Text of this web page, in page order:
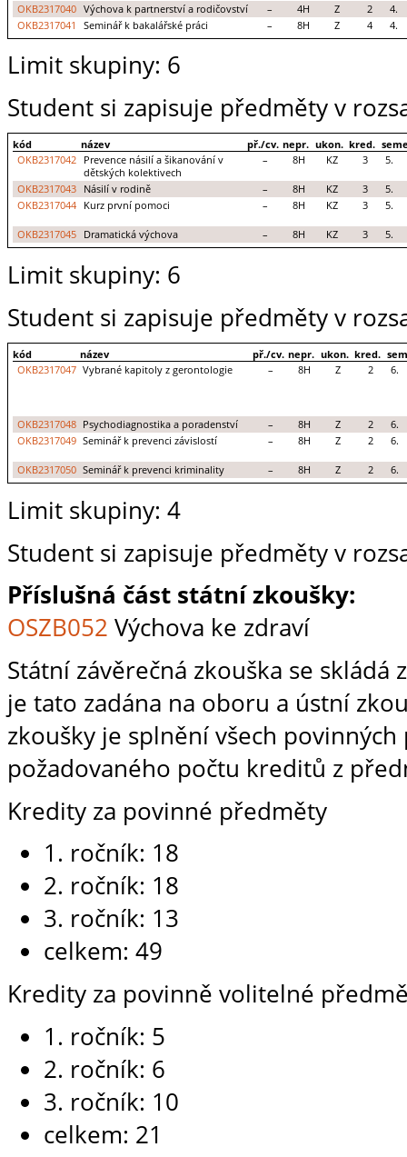
OKB2317040 Výchova k partnerství a rodičovství – 4H Z 2
4.
OKB2317041
Seminář k bakalářské práci – 8H Z 4 4.
Limit skupiny: 6
Student si zapisuje předměty v
kód název př./cv. nepr. ukon. kred.
OKB2317042
Prevence násilí a šikanování v
dětských kolektivech
– 8H KZ 3 5.
OKB2317043 Násilí v rodině – 8H KZ 3
5.
OKB2317044
Kurz první pomoci – 8H KZ 3 5.
OKB2317045 Dramatická výchova – 8H KZ 3 5.
Limit skupiny: 6
Student si zapisuje předměty v
kód název př./cv. nepr. ukon. kred.
OKB2317047 Vybrané kapitoly z gerontologie – 8H Z 2 6.
OKB2317048 Psychodiagnostika a poradenství – 8H Z 2
6.
OKB2317049 Seminář k prevenci závislostí – 8H Z 2 6.
OKB2317050 Seminář k prevenci kriminality – 8H Z 2 6.
Limit skupiny: 4
Student si zapisuje předměty v
Příslušná část státní zkoušky:
OSZB052 Výchova ke zdraví
Státní závěrečná zkouška se
je tato zadána na oboru a ústní
zkoušky je splnění všech
požadovaného počtu kreditů z
Kredity za povinné předměty
1. ročník: 18
2. ročník: 18
3. ročník: 13
celkem: 49
Kredity za povinně volitelné
1. ročník: 5
2. ročník: 6
3. ročník: 10
celkem: 21